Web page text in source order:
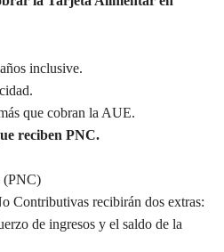
inclusive.
que cobran la AUE.
reciben PNC.
(PNC)
Contributivas recibirán dos extras:
de ingresos y el saldo de la